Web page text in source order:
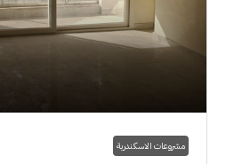
مشروعات الاسكندرية